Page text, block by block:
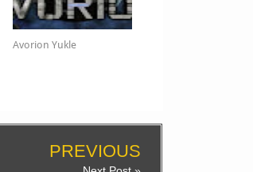
Avorion Yukle
PREVIOUS